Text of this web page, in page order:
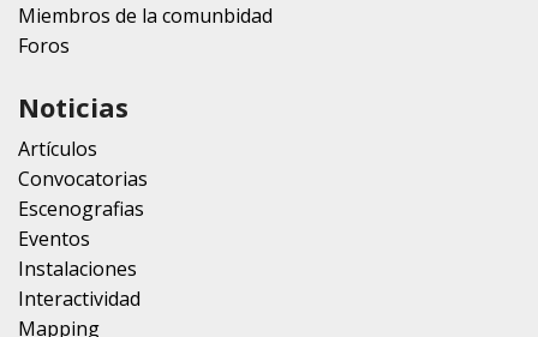
Miembros de la comunbidad
Foros
Noticias
Artículos
Convocatorias
Escenografias
Eventos
Instalaciones
Interactividad
Mapping